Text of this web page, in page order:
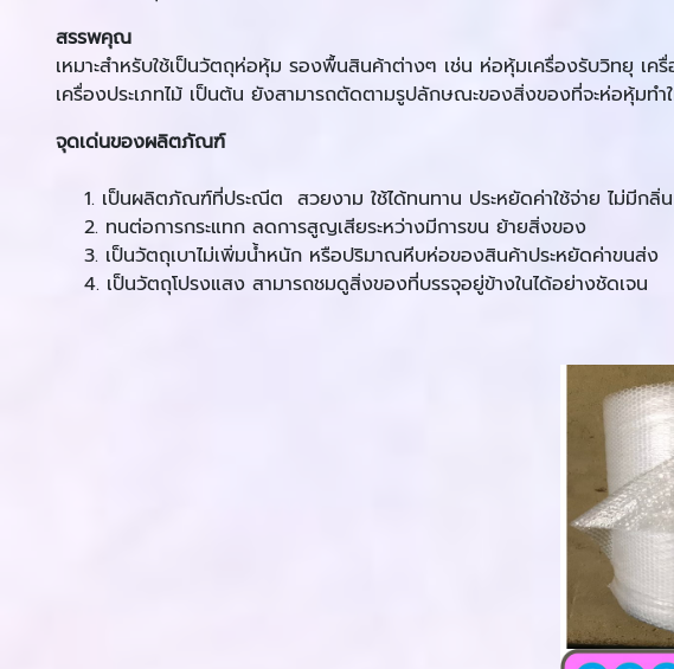
สรรพคุณ
เหมาะสำหรับใช้เป็นวัตถุห่อหุ้ม รองพื้นสินค้าต่างๆ เช่น ห่อหุ้มเครื่องรับวิทยุ เ
เครื่องประเภทไม้ เป็นต้น ยังสามารถตัดตามรูปลักษณะของสิ่งของที่จะห่อหุ้มท
จุดเด่นของผลิตภัณฑ์
1. เป็นผลิตภัณฑ์ที่ประณีต สวยงาม ใช้ได้ทนทาน ประหยัดค่าใช้จ่าย ไม่มีกลิ่
2. ทนต่อการกระแทก ลดการสูญเสียระหว่างมีการขน ย้ายสิ่งของ
3. เป็นวัตถุเบาไม่เพิ่มน้ำหนัก หรือปริมาณหีบห่อของสินค้าประหยัดค่าขนส่ง
4. เป็นวัตถุโปรงแสง สามารถชมดูสิ่งของที่บรรจุอยู่ข้างในได้อย่างชัดเจน